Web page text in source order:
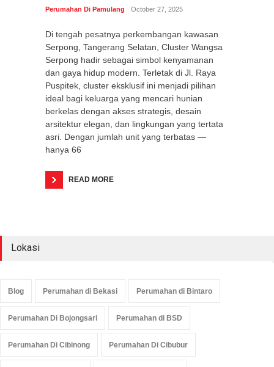
Perumahan Di Pamulang October 27, 2025
Di tengah pesatnya perkembangan kawasan
Serpong, Tangerang Selatan, Cluster Wangsa
Serpong hadir sebagai simbol kenyamanan
dan gaya hidup modern. Terletak di Jl. Raya
Puspitek, cluster eksklusif ini menjadi pilihan
ideal bagi keluarga yang mencari hunian
berkelas dengan akses strategis, desain
arsitektur elegan, dan lingkungan yang tertata
asri. Dengan jumlah unit yang terbatas —
hanya 66
READ MORE
Lokasi
Blog Perumahan di Bekasi Perumahan di Bintaro
Perumahan Di Bojongsari Perumahan di BSD
Perumahan Di Cibinong Perumahan Di Cibubur